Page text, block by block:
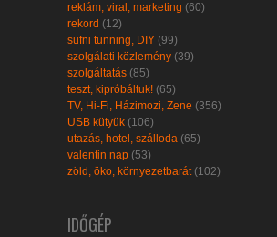
reklám, viral, marketing (60)
rekord (12)
sufni tunning, DIY (99)
szolgálati közlemény (39)
szolgáltatás (85)
teszt, kipróbáltuk! (65)
TV, Hi-Fi, Házimozi, Zene (356)
USB kütyük (106)
utazás, hotel, szálloda (65)
valentin nap (53)
zöld, öko, környezetbarát(102)
IDŐGÉP